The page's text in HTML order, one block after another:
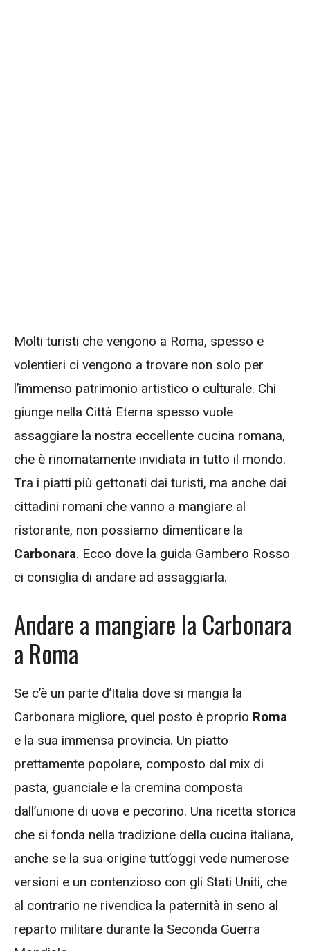
Molti turisti che vengono a Roma, spesso e
volentieri ci vengono a trovare non solo per
l’immenso patrimonio artistico o culturale. Chi
giunge nella Città Eterna spesso vuole
assaggiare la nostra eccellente cucina romana,
che è rinomatamente invidiata in tutto il mondo.
Tra i piatti più gettonati dai turisti, ma anche dai
cittadini romani che vanno a mangiare al
ristorante, non possiamo dimenticare la
Carbonara. Ecco dove la guida Gambero Rosso
ci consiglia di andare ad assaggiarla.
Andare a mangiare la Carbonara
a Roma
Se c’è un parte d’Italia dove si mangia la
Carbonara migliore, quel posto è proprio Roma
e la sua immensa provincia. Un piatto
prettamente popolare, composto dal mix di
pasta, guanciale e la cremina composta
dall’unione di uova e pecorino. Una ricetta storica
che si fonda nella tradizione della cucina italiana,
anche se la sua origine tutt’oggi vede numerose
versioni e un contenzioso con gli Stati Uniti, che
al contrario ne rivendica la paternità in seno al
reparto militare durante la Seconda Guerra